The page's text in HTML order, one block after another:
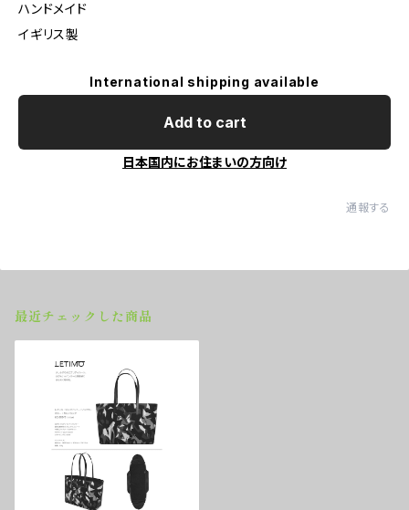
ハンドメイド
イギリス製
International shipping available
Add to cart
日本国内にお住まいの方向け
通報する
最近チェックした商品